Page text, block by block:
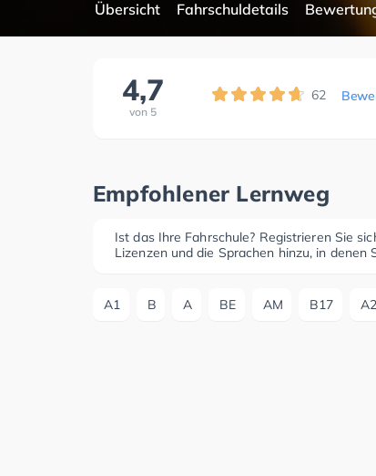
Übersicht Fahrschuldetails
4,7
von 5
62
Empfohlener Lernweg
Ist das Ihre Fahrschule? Registrieren Sie
Lizenzen und die Sprachen hinzu, in denen
A1 B A BE AM B17 A2